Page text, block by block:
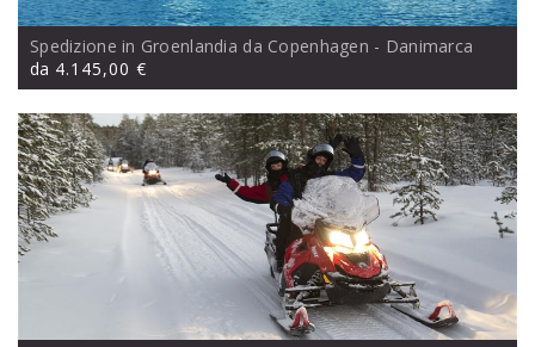
Spedizione in Groenlandia da Copenhagen - Danimarca
da 4.145,00 €